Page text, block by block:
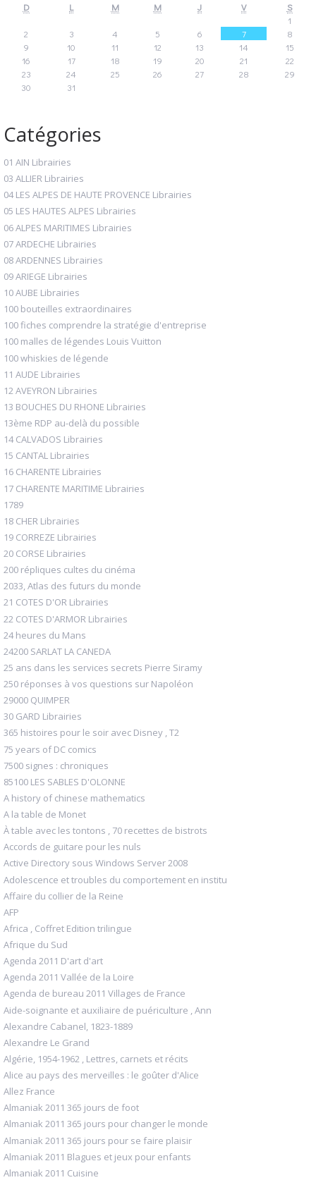
D L M M J V
S
1
2
3 4 5 6 7
8
9
10 11 12 13 14
15
16
17 18 19 20 21
22
23
24 25 26 27 28
29
30
31
Catégories
01 AIN Librairies
03 ALLIER Librairies
04 LES ALPES DE HAUTE PROVENCE Librairies
05 LES HAUTES ALPES Librairies
06 ALPES MARITIMES Librairies
07 ARDECHE Librairies
08 ARDENNES Librairies
09 ARIEGE Librairies
10 AUBE Librairies
100 bouteilles extraordinaires
100 fiches comprendre la stratégie d'entreprise
100 malles de légendes Louis Vuitton
100 whiskies de légende
11 AUDE Librairies
12 AVEYRON Librairies
13 BOUCHES DU RHONE Librairies
13ème RDP au-delà du possible
14 CALVADOS Librairies
15 CANTAL Librairies
16 CHARENTE Librairies
17 CHARENTE MARITIME Librairies
1789
18 CHER Librairies
19 CORREZE Librairies
20 CORSE Librairies
200 répliques cultes du cinéma
2033, Atlas des futurs du monde
21 COTES D'OR Librairies
22 COTES D'ARMOR Librairies
24 heures du Mans
24200 SARLAT LA CANEDA
25 ans dans les services secrets Pierre Siramy
250 réponses à vos questions sur Napoléon
29000 QUIMPER
30 GARD Librairies
365 histoires pour le soir avec Disney , T2
75 years of DC comics
7500 signes : chroniques
85100 LES SABLES D'OLONNE
A history of chinese mathematics
A la table de Monet
À table avec les tontons , 70 recettes de bistrots
Accords de guitare pour les nuls
Active Directory sous Windows Server 2008
Adolescence et troubles du comportement en institu
Affaire du collier de la Reine
AFP
Africa , Coffret Edition trilingue
Afrique du Sud
Agenda 2011 D'art d'art
Agenda 2011 Vallée de la Loire
Agenda de bureau 2011 Villages de France
Aide-soignante et auxiliaire de puériculture , Ann
Alexandre Cabanel, 1823-1889
Alexandre Le Grand
Algérie, 1954-1962 , Lettres, carnets et récits
Alice au pays des merveilles : le goûter d'Alice
Allez France
Almaniak 2011 365 jours de foot
Almaniak 2011 365 jours pour changer le monde
Almaniak 2011 365 jours pour se faire plaisir
Almaniak 2011 Blagues et jeux pour enfants
Almaniak 2011 Cuisine